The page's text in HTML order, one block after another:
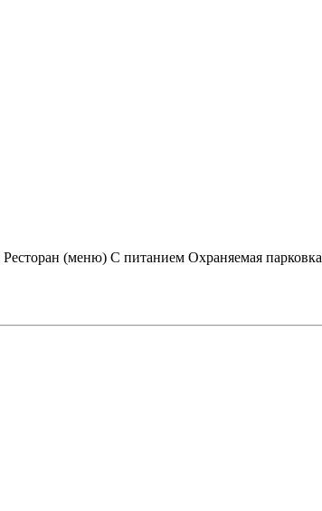
Ресторан (меню) С питанием Охраняемая парковка